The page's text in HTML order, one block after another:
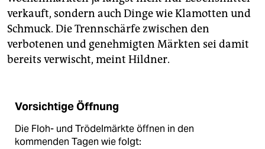
verkauft, sondern auch Dinge wie Klamotten und
Schmuck. Die Trennschärfe zwischen den
verbotenen und genehmigten Märkten sei damit
bereits verwischt, meint Hildner.
Vorsichtige Öffnung
Die Floh- und Trödelmärkte öffnen in den
kommenden Tagen wie folgt: